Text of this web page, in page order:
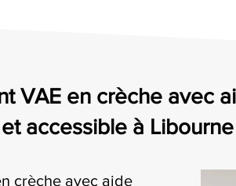
VAE en crèche avec
accessible à Libourne
crèche avec aide